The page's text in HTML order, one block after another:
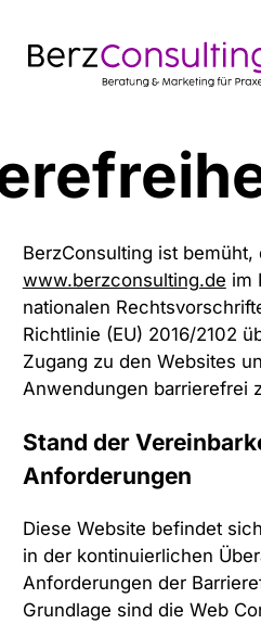
BerzConsulting ist bemüht,
www.berzconsulting.de im
nationalen
Richtlinie (EU) 2016/2102
Zugang zu den Websites
Anwendungen barrierefrei
Stand der
Anforderungen
Diese Website befindet
in der kontinuierlichen
Anforderungen der
Grundlage sind die Web